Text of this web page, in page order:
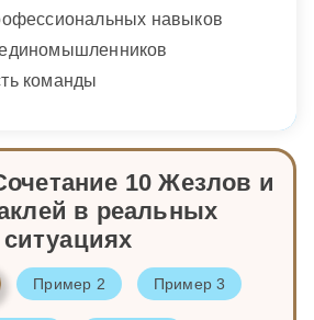
навыков
команды
10 Жезлов и
в реальных
ситуациях
Пример 2 Пример 3